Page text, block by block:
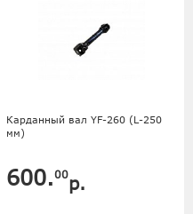
Карданный вал YF-260 (L-250
мм)
600.00р.